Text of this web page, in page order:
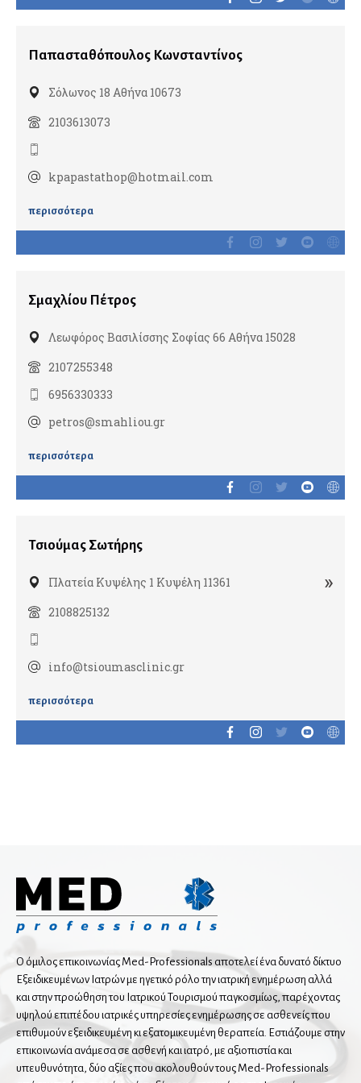
Νεφρολόγοι
Νοσοκομεία & Κλινικές
Οδοντίατροι
Εμφυτεύματα
Ενδοδοντολόγοι
Επανορθωτική αισθητική οδοντιατρική
Ορθοδοντικοί
Ορθοπαιδικοί
Αθλητικές κακώσεις
Αρθροπλαστική χειρουργική
Βελονισμός
Ορθοπαιδικοί άκρου χειρός
Ρομποτική ορθοπαιδική
Χειρουργική ώμου
Ουρολόγοι
Ανδρολόγοι
Ρομποτική ουρολογία
Διαβητολόγοι
Ειδικοί παθολόγοι
Λοιμωξιολόγοι
Ογκολόγοι
Παθολογοανατόμοι
Παιδίατροι
Παπασταθόπουλος Κωνσταντίνος
Σόλωνος 18 Αθήνα 10673
2103613073
kpapastathop@hotmail.com
περισσότερα
Σμαχλίου Πέτρος
Λεωφόρος Βασιλίσσης Σοφίας 66 Αθήνα 15028
2107255348
6956330333
petros@smahliou.gr
περισσότερα
Τσιούμας Σωτήρης
Πλατεία Κυψέλης 1 Κυψέλη 11361 »
2108825132
info@tsioumasclinic.gr
περισσότερα
Ο όμιλος επικοινωνίας Med-Professionals αποτελεί ένα δυνατό δίκτυο
Εξειδικευμένων Ιατρών με ηγετικό ρόλο την ιατρική ενημέρωση αλλά
και στην προώθηση του Ιατρικού Τουρισμού παγκοσμίως, παρέχοντας
υψηλού επιπέδου ιατρικές υπηρεσίες ενημέρωσης σε ασθενείς που
επιθυμούν εξειδικευμένη κι εξατομικευμένη θεραπεία. Εστιάζουμε στην
επικοινωνία ανάμεσα σε ασθενή και ιατρό, με αξιοπιστία και
υπευθυνότητα, δύο αξίες που ακολουθούν τους Med-Professionals